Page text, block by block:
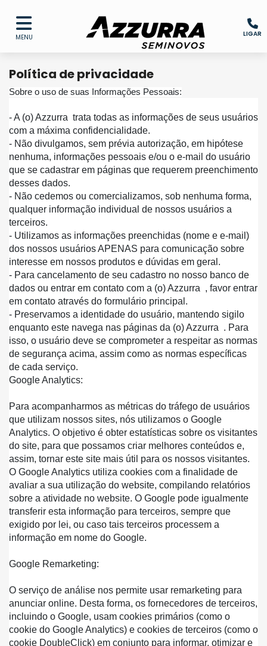
MENU LIGAR
Política de privacidade
Sobre o uso de suas Informações Pessoais:
- A (o) Azzurra  trata todas as informações de seus usuários
com a máxima confidencialidade.
- Não divulgamos, sem prévia autorização, em hipótese
nenhuma, informações pessoais e/ou o e-mail do usuário
que se cadastrar em páginas que requerem preenchimento
desses dados.
- Não cedemos ou comercializamos, sob nenhuma forma,
qualquer informação individual de nossos usuários a
terceiros.
- Utilizamos as informações preenchidas (nome e e-mail)
dos nossos usuários APENAS para comunicação sobre
interesse em nossos produtos e dúvidas em geral.
- Para cancelamento de seu cadastro no nosso banco de
dados ou entrar em contato com a (o) Azzurra  , favor entrar
em contato através do formulário principal.
- Preservamos a identidade do usuário, mantendo sigilo
enquanto este navega nas páginas da (o) Azzurra  . Para
isso, o usuário deve se comprometer a respeitar as normas
de segurança acima, assim como as normas específicas
de cada serviço.
Google Analytics:
Para acompanharmos as métricas do tráfego de usuários
que utilizam nossos sites, nós utilizamos o Google
Analytics. O objetivo é obter estatísticas sobre os visitantes
do site, para que possamos criar melhores conteúdos e,
assim, tornar este site mais útil para os nossos visitantes.
O Google Analytics utiliza cookies com a finalidade de
avaliar a sua utilização do website, compilando relatórios
sobre a atividade no website. O Google pode igualmente
transferir esta informação para terceiros, sempre que
exigido por lei, ou caso tais terceiros processem a
informação em nome do Google.
Google Remarketing:
O serviço de análise nos permite usar remarketing para
anunciar online. Desta forma, os fornecedores de terceiros,
incluindo o Google, usam cookies primários (como o
cookie do Google Analytics) e cookies de terceiros (como o
cookie DoubleClick) em conjunto para informar, otimizar e